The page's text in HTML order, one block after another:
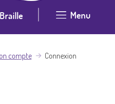
Braille Menu
compte Connexion